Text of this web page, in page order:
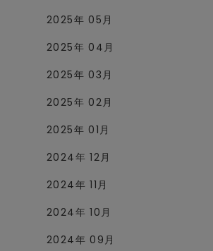
2025年 05月
2025年 04月
2025年 03月
2025年 02月
2025年 01月
2024年 12月
2024年 11月
2024年 10月
2024年 09月